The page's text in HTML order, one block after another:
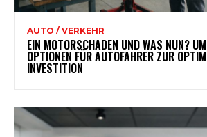
AUTO / VERKEHR
EIN MOTORSCHADEN UND WAS NUN?
OPTIONEN FÜR AUTOFAHRER ZUR
INVESTITION